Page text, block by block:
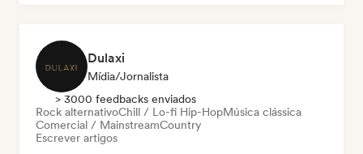
Dulaxi
Mídia/Jornalista
> 3000 feedbacks enviados
Rock alternativoChill / Lo-fi Hip-HopMúsica clássica
Comercial / MainstreamCountry
Escrever artigos